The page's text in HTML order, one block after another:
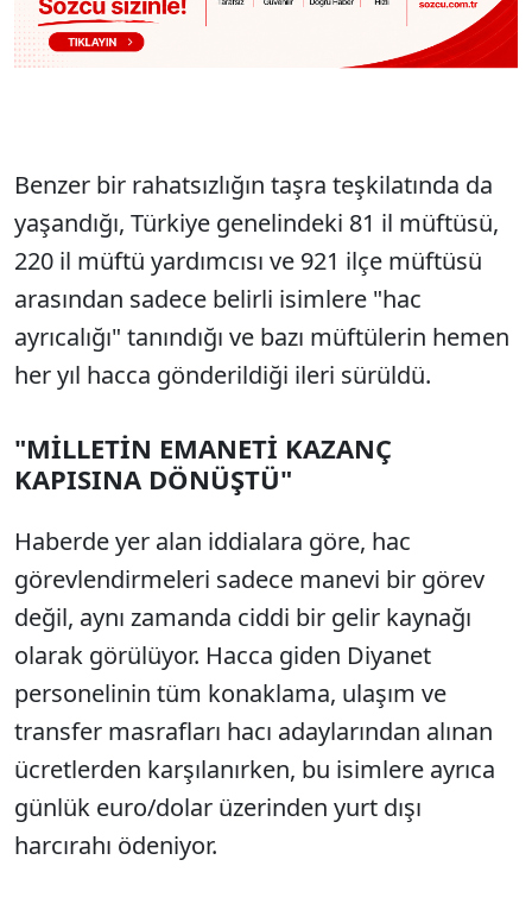
Benzer bir rahatsızlığın taşra teşkilatında da
yaşandığı, Türkiye genelindeki 81 il müftüsü,
220 il müftü yardımcısı ve 921 ilçe müftüsü
arasından sadece belirli isimlere "hac
ayrıcalığı" tanındığı ve bazı müftülerin hemen
her yıl hacca gönderildiği ileri sürüldü.
"MİLLETİN EMANETİ KAZANÇ
KAPISINA DÖNÜŞTÜ"
Haberde yer alan iddialara göre, hac
görevlendirmeleri sadece manevi bir görev
değil, aynı zamanda ciddi bir gelir kaynağı
olarak görülüyor. Hacca giden Diyanet
personelinin tüm konaklama, ulaşım ve
transfer masrafları hacı adaylarından alınan
ücretlerden karşılanırken, bu isimlere ayrıca
günlük euro/dolar üzerinden yurt dışı
harcırahı ödeniyor.